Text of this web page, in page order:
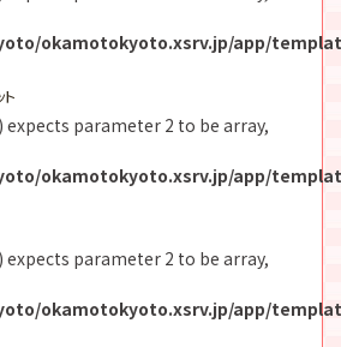
okamotokyoto.xsrv.jp/app/
expects parameter 2 to be array,
okamotokyoto.xsrv.jp/app/
expects parameter 2 to be array,
okamotokyoto.xsrv.jp/app/